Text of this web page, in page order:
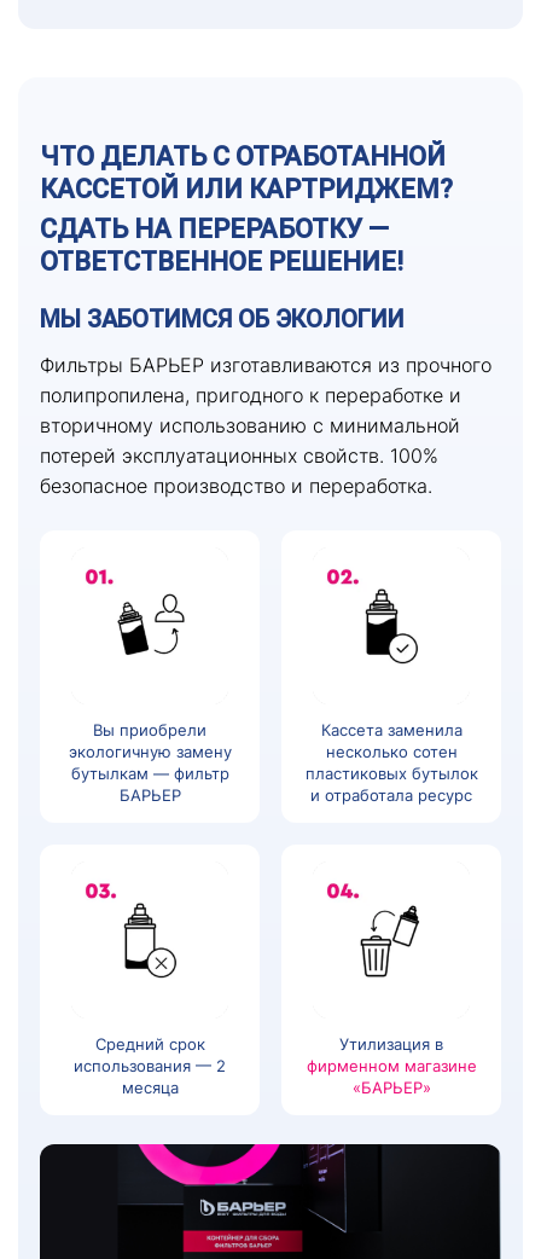
ЧТО ДЕЛАТЬ С ОТРАБОТАННОЙ
КАССЕТОЙ ИЛИ КАРТРИДЖЕМ?
СДАТЬ НА ПЕРЕРАБОТКУ —
ОТВЕТСТВЕННОЕ РЕШЕНИЕ!
МЫ ЗАБОТИМСЯ ОБ ЭКОЛОГИИ
Фильтры БАРЬЕР изготавливаются из прочного
полипропилена, пригодного к переработке и
вторичному использованию с минимальной
потерей эксплуатационных свойств. 100%
безопасное производство и переработка.
Вы приобрели
экологичную замену
бутылкам — фильтр
БАРЬЕР
Кассета заменила
несколько сотен
пластиковых бутылок
и отработала ресурс
Средний срок
использования — 2
месяца
Утилизация в
фирменном магазине
«БАРЬЕР»